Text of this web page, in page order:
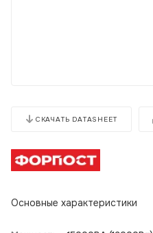
СКАЧАТЬ DATASHEET
Основные характеристики